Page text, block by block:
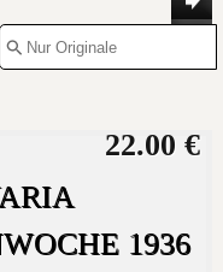
22.00 €
1936